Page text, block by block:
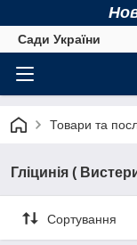
Сади України
Товари та
Гліцинія (
Сортування